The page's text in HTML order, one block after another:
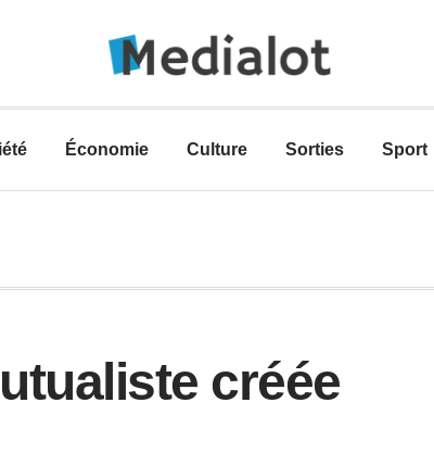
Économie Culture Sorties Sport
créée